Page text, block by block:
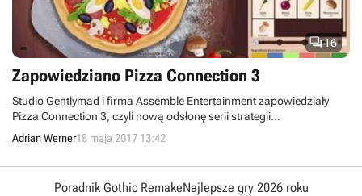
16
Zapowiedziano Pizza Connection 3
Studio Gentlymad i firma Assemble Entertainment zapowiedziały
Pizza Connection 3, czyli nową odsłonę serii strategii
ekonomicznych traktujących o zarządzaniu pizzeriami.
Adrian Werner18 maja 2017 13:42
Poradnik Gothic RemakeNajlepsze gry 2026 roku